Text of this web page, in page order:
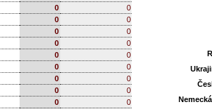
0
0
0
0
0
0
0
0
0
0
0
0
0
0
0
0
0
0
Nemecká
Nemecká